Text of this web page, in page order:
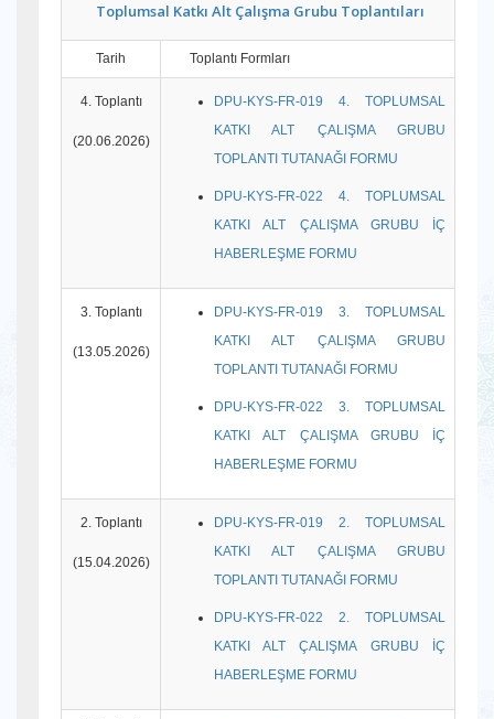
Toplumsal Katkı Alt Çalışma Grubu Toplantıları
Tarih Toplantı Formları
4. Toplantı
(20.06.2026)
DPU-KYS-FR-019 4. TOPLUMSAL
KATKI ALT ÇALIŞMA GRUBU
TOPLANTI TUTANAĞI FORMU
DPU-KYS-FR-022 4. TOPLUMSAL
KATKI ALT ÇALIŞMA GRUBU İÇ
HABERLEŞME FORMU
3. Toplantı
(13.05.2026)
DPU-KYS-FR-019 3. TOPLUMSAL
KATKI ALT ÇALIŞMA GRUBU
TOPLANTI TUTANAĞI FORMU
DPU-KYS-FR-022 3. TOPLUMSAL
KATKI ALT ÇALIŞMA GRUBU İÇ
HABERLEŞME FORMU
2. Toplantı
(15.04.2026)
DPU-KYS-FR-019 2. TOPLUMSAL
KATKI ALT ÇALIŞMA GRUBU
TOPLANTI TUTANAĞI FORMU
DPU-KYS-FR-022 2. TOPLUMSAL
KATKI ALT ÇALIŞMA GRUBU İÇ
HABERLEŞME FORMU